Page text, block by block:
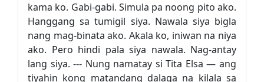
kama ko. Gabi-gabi. Simula pa noong pito ako.
Hanggang sa tumigil siya. Nawala siya bigla
nang mag-binata ako. Akala ko, iniwan na niya
ako. Pero hindi pala siya nawala. Nag-antay
lang siya. --- Nung namatay si Tita Elsa — ang
tiyahin kong matandang dalaga na kilala sa